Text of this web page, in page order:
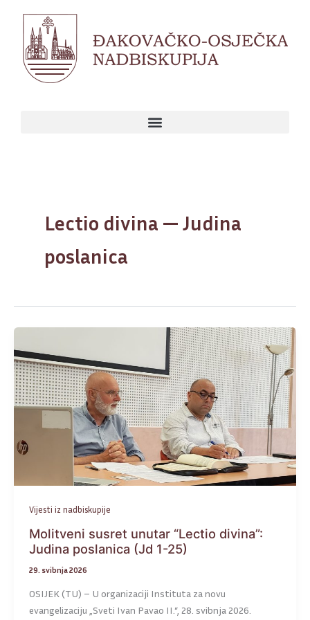
content
Lectio divina — Judina
poslanica
Vijesti iz nadbiskupije
Molitveni susret unutar “Lectio divina”:
Judina poslanica (Jd 1-25)
29. svibnja 2026
OSIJEK (TU) – U organizaciji Instituta za novu
evangelizaciju „Sveti Ivan Pavao II.“, 28. svibnja 2026.